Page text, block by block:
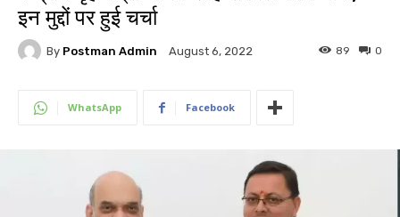
इन मुद्दों पर हुई चर्चा
By Postman Admin August 6, 2022 0
89
WhatsApp Facebook